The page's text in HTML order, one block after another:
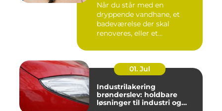
Når du står med en
dryppende vandhane, et
badeværelse der skal
renoveres, eller et
01. Jul
Industrilakering
brønderslev: holdbare
løsninger til industri og